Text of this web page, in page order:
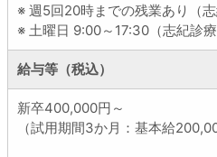
※ 週5回20時までの残業あり（志
※ 土曜日 9:00～17:30（志紀診療
給与等（税込）
新卒400,000円～
（試用期間3か月：基本給